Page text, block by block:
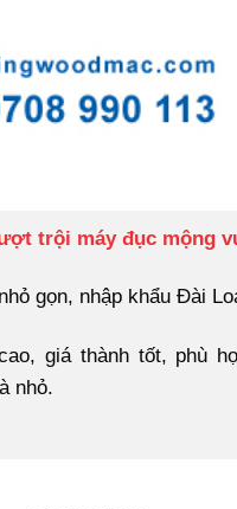
trội máy đục mộng
gọn, nhập khẩu Đài
giá thành tốt, phù
nhỏ.